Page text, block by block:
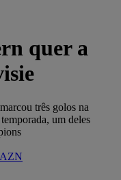
quer a
três golos na
um deles